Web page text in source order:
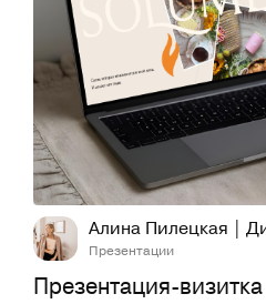
Алина Пилецкая |
Презентации